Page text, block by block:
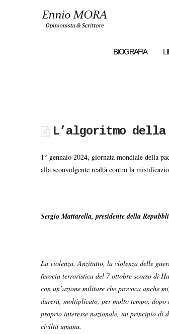
Ennio
BIOGRAFIA
L’algoritmo
1° gennaio 2024, giornata mondiale della
alla sconvolgente realtà contro la
Sergio Mattarella, presidente della
La violenza. Anzitutto, la violenza delle
ferocia terroristica del 7 ottobre scorso di
con un’azione militare che provoca anche
durerà, moltiplicato, per molto tempo,
proprio interesse nazionale, un principio di
civiltà umana.